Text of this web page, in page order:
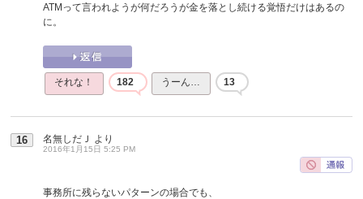
ATMって言われようが何だろうが金を落とし続ける覚悟だけはあるの
に。
それな！ 182 うーん… 13
16 名無しだＪ より
2016年1月15日 5:25 PM
事務所に残らないパターンの場合でも、